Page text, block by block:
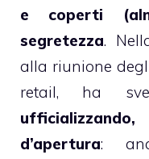
e coperti
segretezza.
alla riunione
retail, ha
d’apertura: